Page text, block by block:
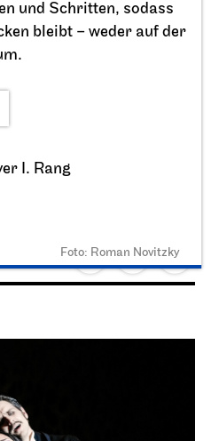
und Schritten, sodass
bleibt – weder auf der
I. Rang
Foto: Roman Novitzky
Schauspielhaus und